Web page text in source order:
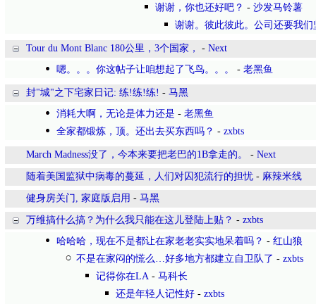
谢谢，你也还好吧？ - 沙发马铃薯
谢谢。彼此彼此。公司还要我们
Tour du Mont Blanc 180公里，3个国家， - Next
嗯。。。你这帖子让咱想起了飞鸟。。。
- 老黑鱼
封"城"之下宅家日记: 练!练!练! - 马黑
消耗大啊，无论是体力还是 - 老黑鱼
全家都锻炼，顶。还出去买东西吗？ - zxbts
March Madness没了，今本来要把老巴的1B拿走的。 - Next
随着美国监狱中病毒的蔓延，人们对囚犯流行的担忧 - 麻辣米线
健身房关门, 家庭版启用 - 马黑
万维搞什么搞？为什么我只能在这儿登陆上贴？ - zxbts
哈哈哈，现在不是都让在家老老实实地呆着吗？ - 红山狼
不是在家闷的慌么…好多地方都建立自卫队了 - zxbts
记得你在LA - 马科长
还是年轻人记性好 - zxbts